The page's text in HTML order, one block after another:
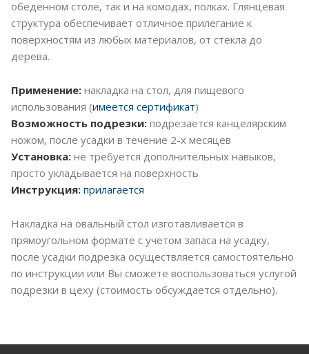
обеденном столе, так и на комодах, полках. Глянцевая
структура обеспечивает отличное прилегание к
поверхностям из любых материалов, от стекла до
дерева.
Применение: накладка на стол, для пищевого
использования (имеется сертификат)
Возможность подрезки: подрезается канцелярским
ножом, после усадки в течение 2-х месяцев
Установка: не требуется дополнительных навыков,
просто укладывается на поверхность
Инструкция: прилагается
Накладка на овальный стол изготавливается в
прямоугольном формате с учетом запаса на усадку,
после усадки подрезка осуществляется самостоятельно
по инструкции или Вы сможете воспользоваться услугой
подрезки в цеху (стоимость обсуждается отдельно).